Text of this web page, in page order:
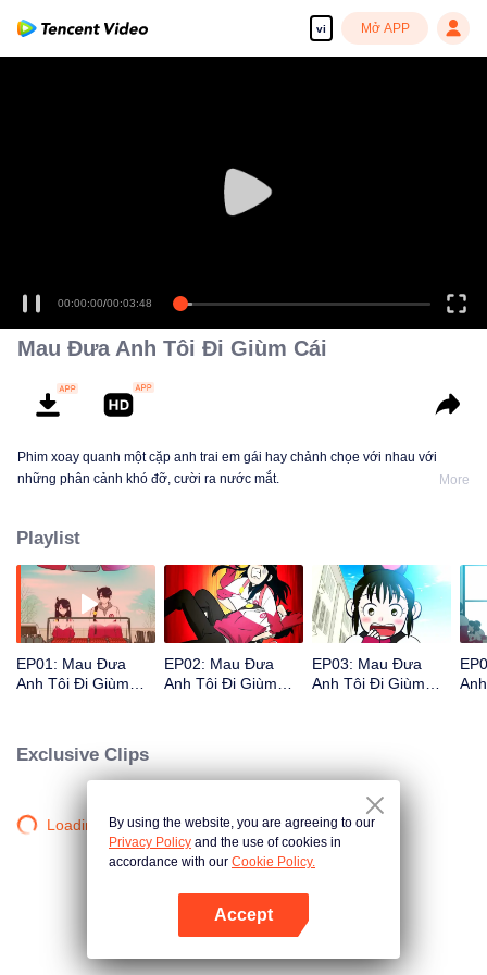
vi Mở APP
00:00:00/00:03:48
Mau Đưa Anh Tôi Đi Giùm Cái
Phim xoay quanh một cặp anh trai em gái hay chảnh chọe với nhau với
những phân cảnh khó đỡ, cười ra nước mắt.
More
Playlist
EP01: Mau Đưa
Anh Tôi Đi Giùm
EP02: Mau Đưa
Anh Tôi Đi Giùm
EP03: Mau Đưa
Anh Tôi Đi Giùm
Exclusive Clips
Loading…By using the website, you are agreeing to our
Privacy Policy and the use of cookies in
accordance with our Cookie Policy.
Accept